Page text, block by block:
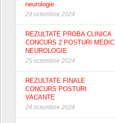
neurologie
29 octombrie 2024
REZULTATE PROBA CLINICA
CONCURS 2 POSTURI MEDIC
NEUROLOGIE
25 octombrie 2024
REZULTATE FINALE
CONCURS POSTURI
VACANTE
24 octombrie 2024